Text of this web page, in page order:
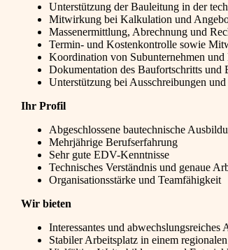
Unterstützung der Bauleitung in der
Mitwirkung bei Kalkulation und
Massenermittlung, Abrechnung und
Termin- und Kostenkontrolle sowie
Koordination von Subunternehmen und
Dokumentation des Baufortschritts und
Unterstützung bei Ausschreibungen und
Ihr Profil
Abgeschlossene bautechnische
Mehrjährige Berufserfahrung
Sehr gute EDV-Kenntnisse
Technisches Verständnis und genaue
Organisationsstärke und Teamfähigkeit
Wir bieten
Interessantes und
Stabiler Arbeitsplatz in einem